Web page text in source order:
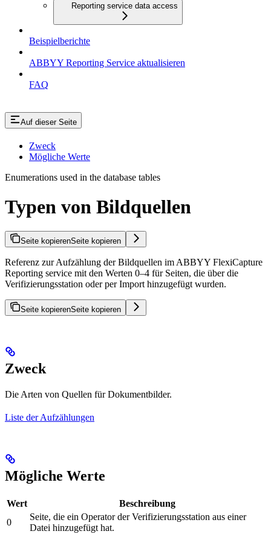
Reporting service data access
Beispielberichte
ABBYY Reporting Service aktualisieren
FAQ
Auf dieser Seite
Zweck
Mögliche Werte
Enumerations used in the database tables
Typen von Bildquellen
Seite kopierenSeite kopieren
Referenz zur Aufzählung der Bildquellen im ABBYY FlexiCapture
Reporting service mit den Werten 0–4 für Seiten, die über die
Verifizierungsstation oder per Import hinzugefügt wurden.
Seite kopierenSeite kopieren
Zweck
Die Arten von Quellen für Dokumentbilder.
Liste der Aufzählungen
Mögliche Werte
Wert
Beschreibung
0
Seite, die ein Operator der Verifizierungsstation aus einer
Datei hinzugefügt hat.